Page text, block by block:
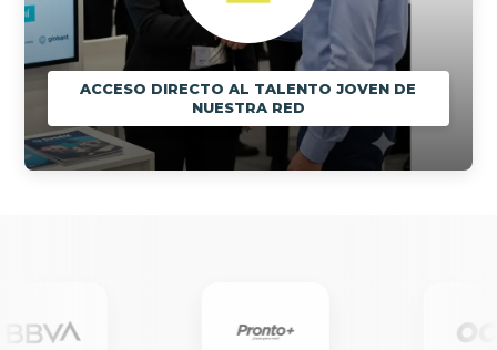
ACCESO DIRECTO AL TALENTO JOVEN DE
NUESTRA RED